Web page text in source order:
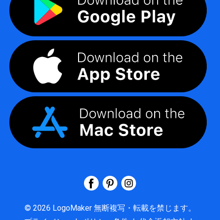
© 2026 LogoMaker 無断複写・転載を禁じます。